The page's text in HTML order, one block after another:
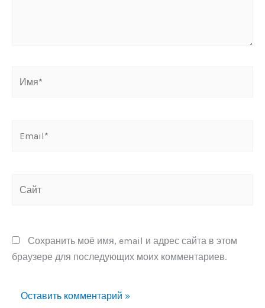
Сохранить моё имя, email и адрес сайта в этом
браузере для последующих моих комментариев.